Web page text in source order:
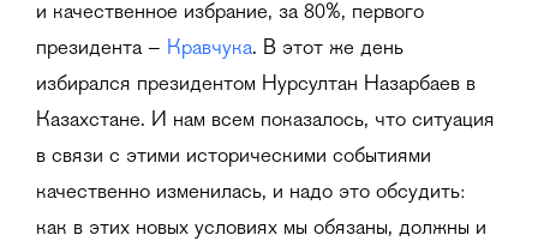
и качественное избрание, за 80%, первого
президента – Кравчука. В этот же день
избирался президентом Нурсултан Назарбаев в
Казахстане. И нам всем показалось, что ситуация
в связи с этими историческими событиями
качественно изменилась, и надо это обсудить:
как в этих новых условиях мы обязаны, должны и